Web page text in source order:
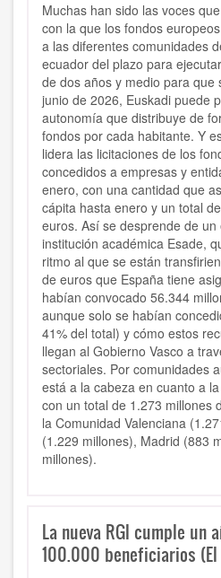
Muchas han sido las voces
con la que los fondos
a las diferentes comunidades
ecuador del plazo para
de dos años y medio para que
junio de 2026, Euskadi puede
autonomía que distribuye de
fondos por cada habitante. Y
lidera las licitaciones de los
concedidos a empresas y
enero, con una cantidad que
cápita hasta enero y un total
euros. Así se desprende de
institución académica Esade,
ritmo al que se están
de euros que España tiene
habían convocado 56.344
aunque solo se habían
41% del total) y cómo estos
llegan al Gobierno Vasco a
sectoriales. Por comunidades
está a la cabeza en cuanto a
con un total de 1.273 millones
la Comunidad Valenciana
(1.229 millones), Madrid (883
millones).
La nueva RGI cumple un
100.000 beneficiarios (El